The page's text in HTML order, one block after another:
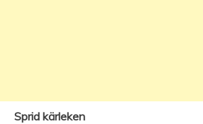
Sprid kärleken